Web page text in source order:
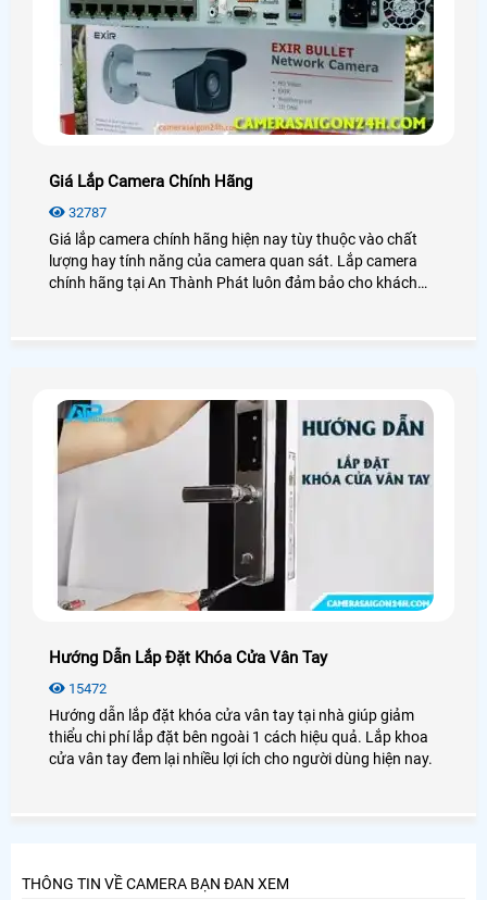
Giá Lắp Camera Chính Hãng
32787
Giá lắp camera chính hãng hiện nay tùy thuộc vào chất
lượng hay tính năng của camera quan sát. Lắp camera
chính hãng tại An Thành Phát luôn đảm bảo cho khách
Hướng Dẫn Lắp Đặt Khóa Cửa Vân Tay
15472
Hướng dẫn lắp đặt khóa cửa vân tay tại nhà giúp giảm
thiểu chi phí lắp đặt bên ngoài 1 cách hiệu quả. Lắp khoa
cửa vân tay đem lại nhiều lợi ích cho người dùng hiện nay.
THÔNG TIN VỀ CAMERA BẠN ĐAN XEM